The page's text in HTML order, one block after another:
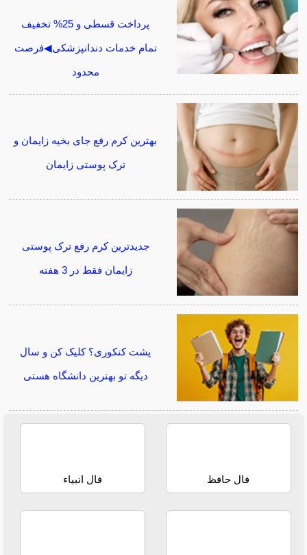
پرداخت قسطی و 25% تخفیف
تمام خدمات دندانپزشکی◀فرصت
محدود
بهترین کرم رفع جای بخیه زایمان و
ترک پوستی زایمان
جدیدترین کرم رفع ترک پوستی
زایمان فقط در 3 هفته
پشت کنکوری؟ کلیک کن و سال
دیگه تو بهترین دانشگاه هستی
فال حافظ فال انبیاء